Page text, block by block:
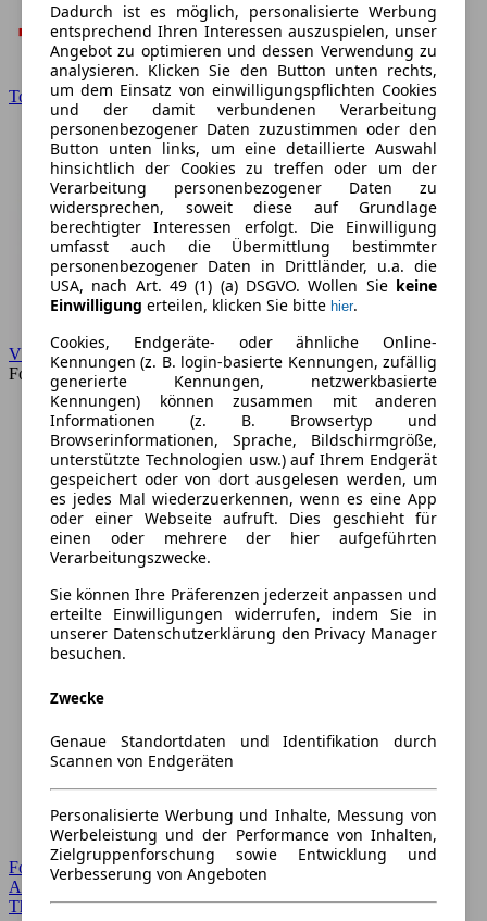
Toyota
VW
Forum
Forum Startseite
Alle Auto-Foren
Themen-Forum
Dadurch ist es möglich, personalisierte Werbung
entsprechend Ihren Interessen auszuspielen, unser
Angebot zu optimieren und dessen Verwendung zu
analysieren. Klicken Sie den Button unten rechts,
um dem Einsatz von einwilligungspflichten Cookies
und der damit verbundenen Verarbeitung
personenbezogener Daten zuzustimmen oder den
Button unten links, um eine detaillierte Auswahl
hinsichtlich der Cookies zu treffen oder um der
Verarbeitung personenbezogener Daten zu
widersprechen, soweit diese auf Grundlage
berechtigter Interessen erfolgt. Die Einwilligung
umfasst auch die Übermittlung bestimmter
personenbezogener Daten in Drittländer, u.a. die
USA, nach Art. 49 (1) (a) DSGVO. Wollen Sie keine
Einwilligung erteilen, klicken Sie bitte hier.
Cookies, Endgeräte- oder ähnliche Online-
Kennungen (z. B. login-basierte Kennungen, zufällig
generierte Kennungen, netzwerkbasierte
Kennungen) können zusammen mit anderen
Informationen (z. B. Browsertyp und
Browserinformationen, Sprache, Bildschirmgröße,
unterstützte Technologien usw.) auf Ihrem Endgerät
gespeichert oder von dort ausgelesen werden, um
es jedes Mal wiederzuerkennen, wenn es eine App
oder einer Webseite aufruft. Dies geschieht für
einen oder mehrere der hier aufgeführten
Verarbeitungszwecke.
Sie können Ihre Präferenzen jederzeit anpassen und
erteilte Einwilligungen widerrufen, indem Sie in
unserer Datenschutzerklärung den Privacy Manager
besuchen.
Zwecke
Genaue Standortdaten und Identifikation durch
Scannen von Endgeräten
Personalisierte Werbung und Inhalte, Messung von
Werbeleistung und der Performance von Inhalten,
Zielgruppenforschung sowie Entwicklung und
Verbesserung von Angeboten